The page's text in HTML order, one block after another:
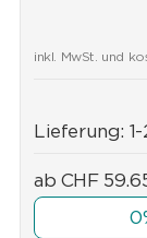
inkl. MwSt. und
Lieferung:
ab CHF